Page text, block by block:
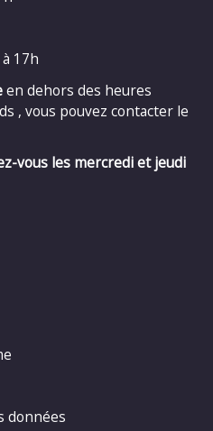
17h
en dehors des heures
, vous pouvez contacter le
vous les mercredi et jeudi
données